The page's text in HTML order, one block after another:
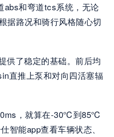
abs和弯道tcs系统，无论
据路况和骑行风格随心切
供了稳定的基础。前后均
直推上泵和对向四活塞辐
，就算在-30℃到85℃
能app查看车辆状态、